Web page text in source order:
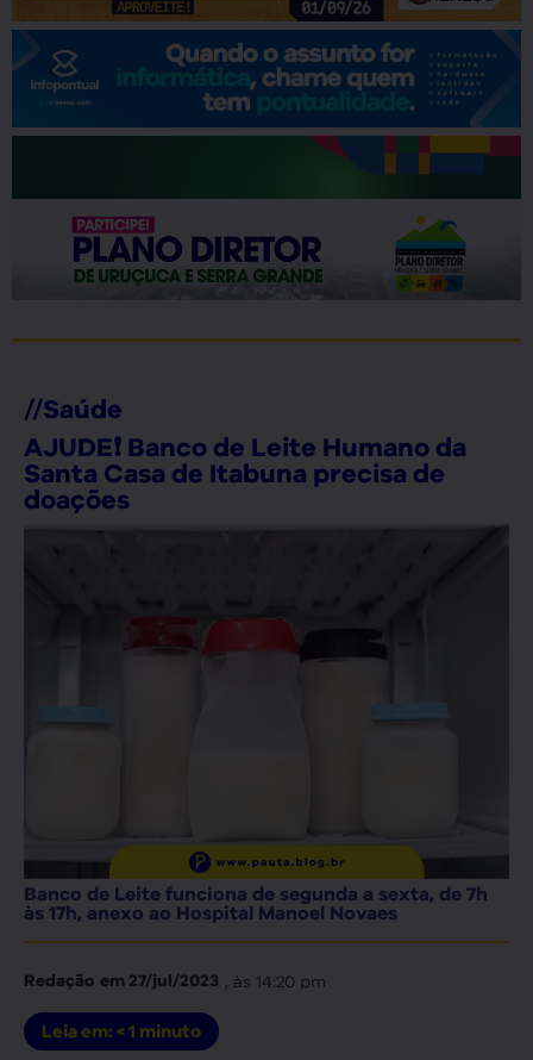
//Saúde
AJUDE❗ Banco de Leite Humano da
Santa Casa de Itabuna precisa de
doações
Banco de Leite funciona de segunda a sexta, de 7h
às 17h, anexo ao Hospital Manoel Novaes
Redação em 27/jul/2023 , às 14:20 pm
Leia em: < 1 minuto